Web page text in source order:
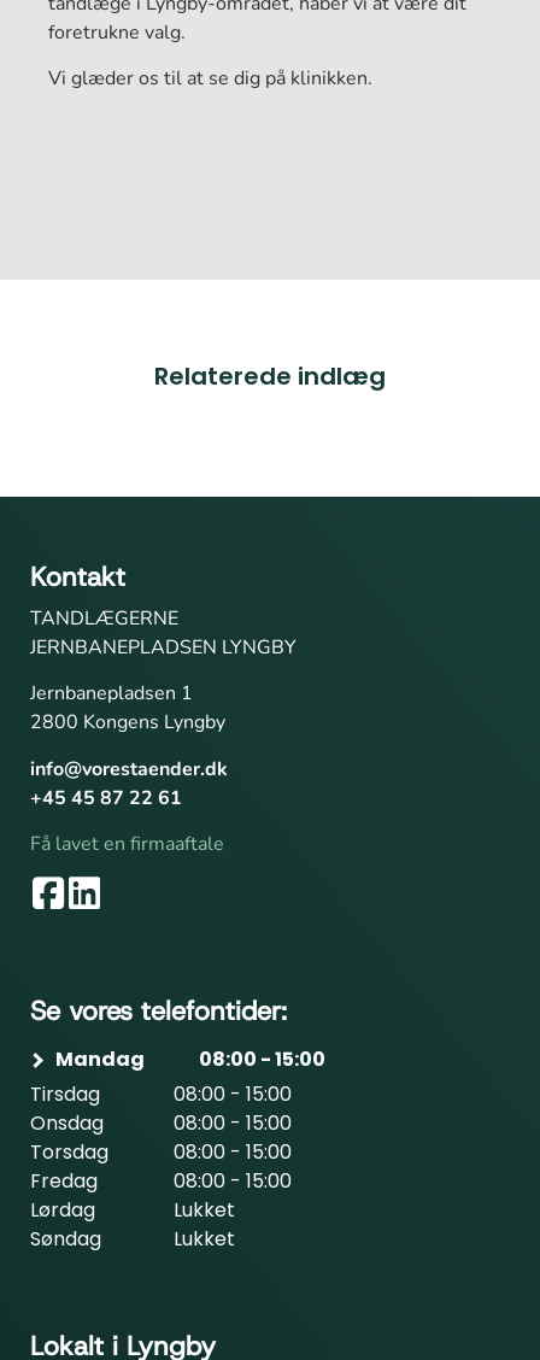
foretrukne valg.
Vi glæder os til at se dig på klinikken.
Relaterede indlæg
Kontakt
TANDLÆGERNE
JERNBANEPLADSEN LYNGBY
Jernbanepladsen 1
2800 Kongens Lyngby
info@vorestaender.dk
+45 45 87 22 61
Få lavet en firmaaftale
Se vores telefontider:
Mandag
08:00 - 15:00
Tirsdag
08:00 - 15:00
Onsdag
08:00 - 15:00
Torsdag
08:00 - 15:00
Fredag
08:00 - 15:00
Lørdag
Lukket
Søndag
Lukket
Lokalt i Lyngby